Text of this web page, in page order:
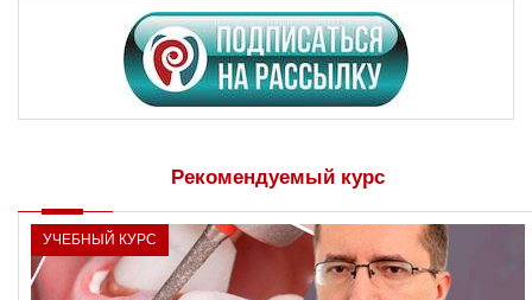
Рекомендуемый курс
УЧЕБНЫЙ КУРС